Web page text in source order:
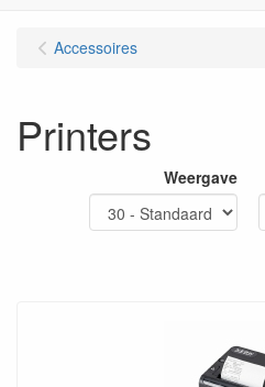
Accessoires
Printers
Weergave